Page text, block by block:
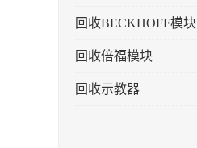
回收BECKHOFF模块
回收倍福模块
回收示教器